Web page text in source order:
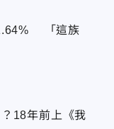
「這族
18年前上《我